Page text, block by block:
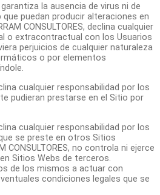
garantiza la ausencia de virus ni de
puedan producir alteraciones en
CONSULTORES, declina cualquier
o extracontractual con los Usuarios
perjuicios de cualquier naturaleza
o por elementos
cualquier responsabilidad por los
pudieran prestarse en el Sitio por
cualquier responsabilidad por los
se preste en otros Sitios
CONSULTORES, no controla ni ejerce
Sitios Webs de terceros.
de los mismos a actuar con
condiciones legales que se